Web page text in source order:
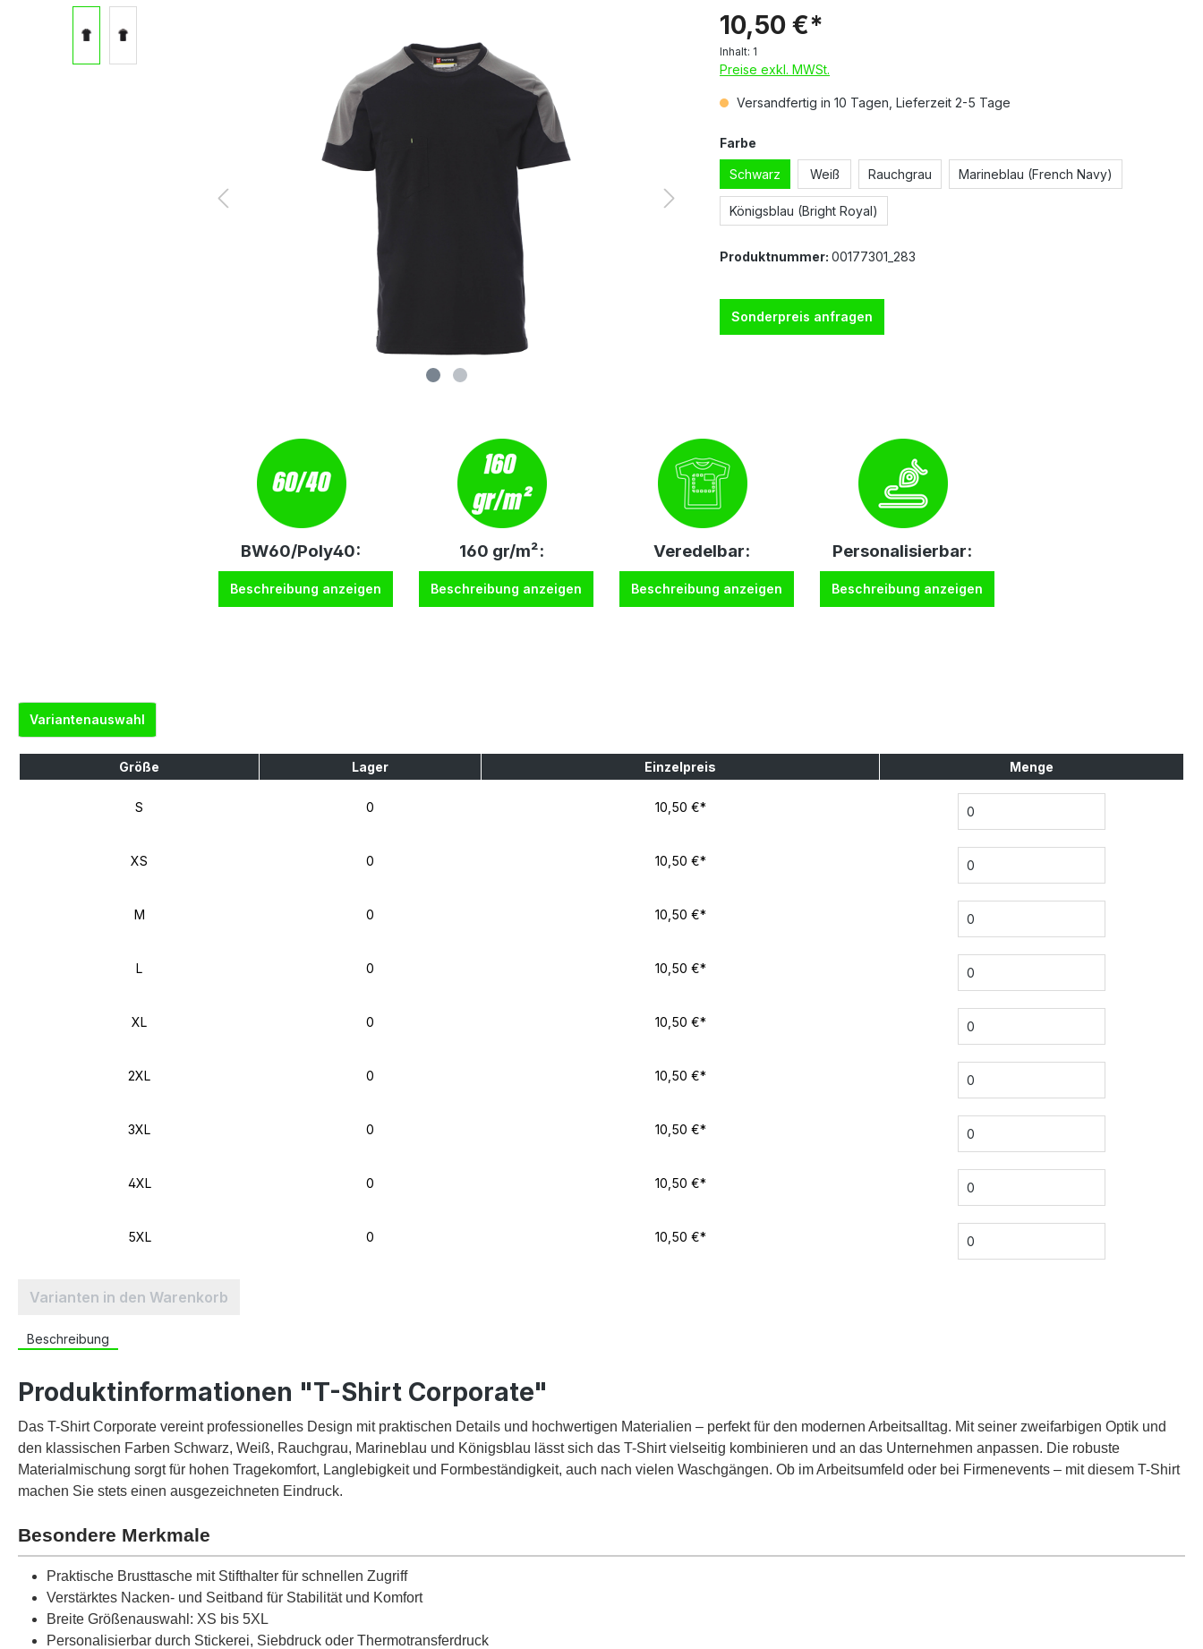
10,50 €*
Inhalt: 1
Preise exkl. MWSt.
Versandfertig in 10 Tagen, Lieferzeit 2-5 Tage
Farbe
Schwarz Weiß Rauchgrau Marineblau (French Navy)
Königsblau (Bright Royal)
Produktnummer: 00177301_283
Sonderpreis anfragen
BW60/Poly40:
Beschreibung anzeigen
160 gr/m²:
Beschreibung anzeigen
Veredelbar:
Beschreibung anzeigen
Personalisierbar:
Beschreibung anzeigen
Variantenauswahl
Größe Lager Einzelpreis Menge
S 0 10,50 €*
XS 0 10,50 €*
M 0 10,50 €*
L 0 10,50 €*
XL 0 10,50 €*
2XL 0 10,50 €*
3XL 0 10,50 €*
4XL 0 10,50 €*
5XL 0 10,50 €*
Varianten in den Warenkorb
Beschreibung
Produktinformationen "T-Shirt Corporate"
Das T-Shirt Corporate vereint professionelles Design mit praktischen Details und hochwertigen Materialien – perfekt für den modernen Arbeitsalltag. Mit seiner zweifarbigen Optik und
den klassischen Farben Schwarz, Weiß, Rauchgrau, Marineblau und Königsblau lässt sich das T-Shirt vielseitig kombinieren und an das Unternehmen anpassen. Die robuste
Materialmischung sorgt für hohen Tragekomfort, Langlebigkeit und Formbeständigkeit, auch nach vielen Waschgängen. Ob im Arbeitsumfeld oder bei Firmenevents – mit diesem T-Shirt
machen Sie stets einen ausgezeichneten Eindruck.
Besondere Merkmale
Praktische Brusttasche mit Stifthalter für schnellen Zugriff
Verstärktes Nacken- und Seitband für Stabilität und Komfort
Breite Größenauswahl: XS bis 5XL
Personalisierbar durch Stickerei, Siebdruck oder Thermotransferdruck